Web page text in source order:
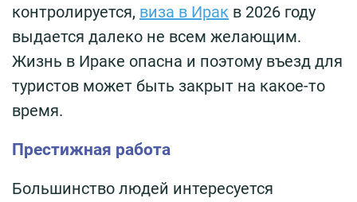
контролируется, виза в Ирак в 2026 году
выдается далеко не всем желающим.
Жизнь в Ираке опасна и поэтому въезд для
туристов может быть закрыт на какое-то
время.
Престижная работа
Большинство людей интересуется